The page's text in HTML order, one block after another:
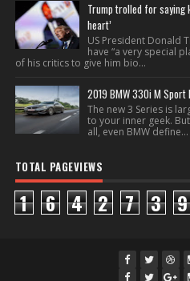
Trump trolled for saying
heart’
US President Donald
have “a very special
of his critics to give him bio...
2019 BMW 330i M Sport
The new 3 Series is
to your inner geek.
all, even BMW define...
TOTAL PAGEVIEWS
1 6 4 2 7 3 9